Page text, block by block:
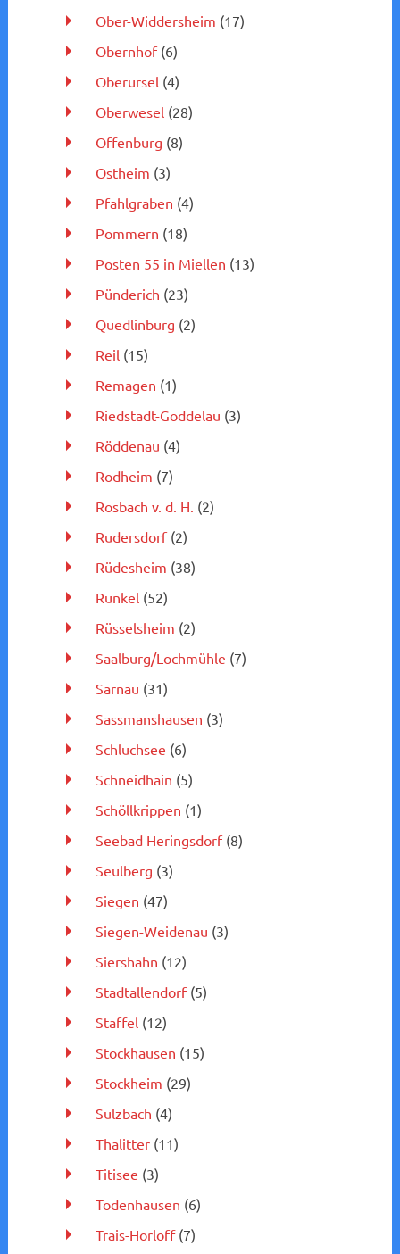
Ober-Widdersheim (17)
Obernhof(6)
Oberursel (4)
Oberwesel (28)
Offenburg (8)
Ostheim (3)
Pfahlgraben (4)
Pommern (18)
Posten 55 in Miellen (13)
Pünderich (23)
Quedlinburg (2)
Reil (15)
Remagen (1)
Riedstadt-Goddelau (3)
Röddenau (4)
Rodheim (7)
Rosbach v. d. H. (2)
Rudersdorf(2)
Rüdesheim (38)
Runkel (52)
Rüsselsheim (2)
Saalburg/Lochmühle (7)
Sarnau (31)
Sassmanshausen (3)
Schluchsee (6)
Schneidhain (5)
Schöllkrippen (1)
Seebad Heringsdorf(8)
Seulberg (3)
Siegen (47)
Siegen-Weidenau (3)
Siershahn (12)
Stadtallendorf(5)
Staffel (12)
Stockhausen (15)
Stockheim (29)
Sulzbach (4)
Thalitter(11)
Titisee (3)
Todenhausen (6)
Trais-Horloff(7)